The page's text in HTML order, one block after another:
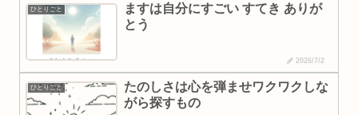
ひとりごと
ますは自分にすごい すてき ありが
とう
2026/7/2
ひとりごと
たのしさは心を弾ませワクワクしな
がら探すもの